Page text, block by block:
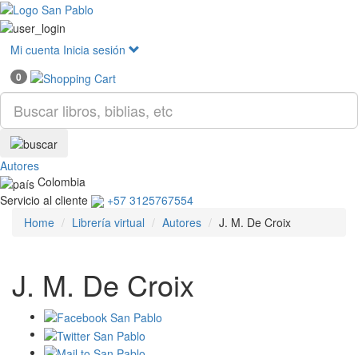
Mi cuenta Inicia sesión
0
Autores
Colombia
Servicio al cliente
+57 3125767554
Home
Librería virtual Autores J. M. De Croix
J. M. De Croix